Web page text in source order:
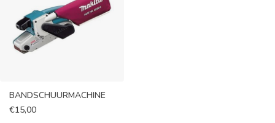
BANDSCHUURMACHINE
€15,00